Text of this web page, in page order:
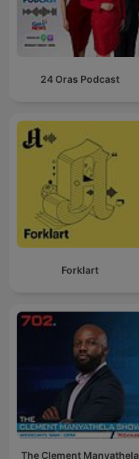
24 Oras Podcast
Forklart
The Clement Manyathela